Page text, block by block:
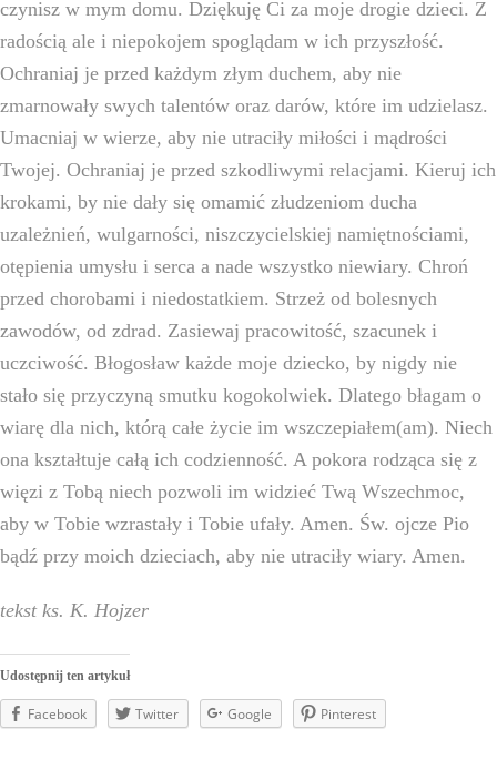
INTENCJE
GALERIA
KONTAKT
czynisz w mym domu. Dziękuję Ci za moje drogie dzieci. Z
radością ale i niepokojem spoglądam w ich przyszłość.
Ochraniaj je przed każdym złym duchem, aby nie
zmarnowały swych talentów oraz darów, które im udzielasz.
Umacniaj w wierze, aby nie utraciły miłości i mądrości
Twojej. Ochraniaj je przed szkodliwymi relacjami. Kieruj ich
krokami, by nie dały się omamić złudzeniom ducha
uzależnień, wulgarności, niszczycielskiej namiętnościami,
otępienia umysłu i serca a nade wszystko niewiary. Chroń
przed chorobami i niedostatkiem. Strzeż od bolesnych
zawodów, od zdrad. Zasiewaj pracowitość, szacunek i
uczciwość. Błogosław każde moje dziecko, by nigdy nie
stało się przyczyną smutku kogokolwiek. Dlatego błagam o
wiarę dla nich, którą całe życie im wszczepiałem(am). Niech
ona kształtuje całą ich codzienność. A pokora rodząca się z
więzi z Tobą niech pozwoli im widzieć Twą Wszechmoc,
aby w Tobie wzrastały i Tobie ufały. Amen. Św. ojcze Pio
bądź przy moich dzieciach, aby nie utraciły wiary. Amen.
tekst ks. K. Hojzer
Udostępnij ten artykuł
Facebook Twitter Google Pinterest